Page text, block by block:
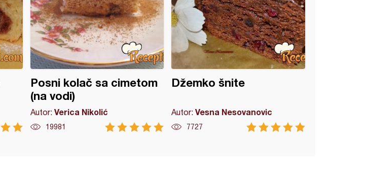
Posni kolač sa cimetom
(na vodi)
Autor: Verica Nikolić
19981
Džemko šnite
Autor:Vesna Nesovanovic
7727